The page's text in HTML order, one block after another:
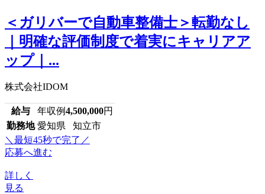
＜ガリバーで自動車整備士＞転勤なし
｜明確な評価制度で着実にキャリアア
ップ｜...
株式会社IDOM
給与 年収例4,500,000円
勤務地 愛知県 知立市
＼最短45秒で完了／
応募へ進む
詳しく
見る